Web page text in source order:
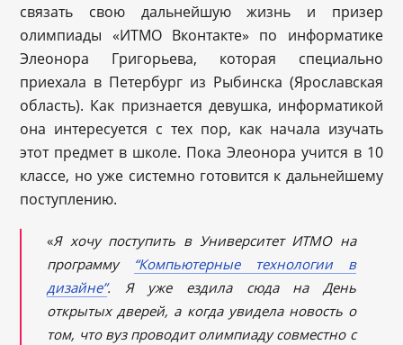
связать свою дальнейшую жизнь и призер
олимпиады «ИТМО Вконтакте» по информатике
Элеонора Григорьева, которая специально
приехала в Петербург из Рыбинска (Ярославская
область). Как признается девушка, информатикой
она интересуется с тех пор, как начала изучать
этот предмет в школе. Пока Элеонора учится в 10
классе, но уже системно готовится к дальнейшему
поступлению.
«Я хочу поступить вУниверситет ИТМО на
программу “Компьютерные технологии в
дизайне”. Я уже ездила сюда на День
открытых дверей, а когда увидела новость о
том, что вуз проводит олимпиаду совместно с